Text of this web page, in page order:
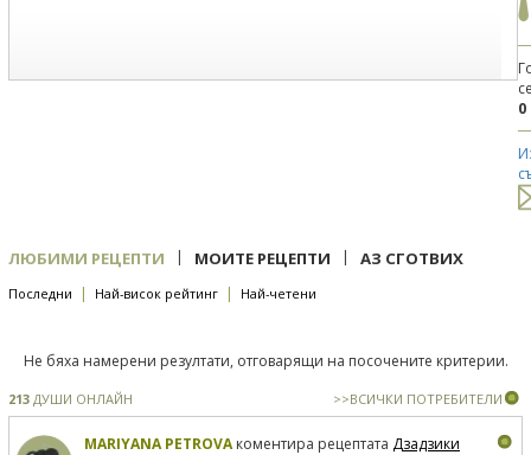
0
ЛЮБИМИ РЕЦЕПТИ | МОИТЕ РЕЦЕПТИ | АЗ СГОТВИХ
Последни | Най-висок рейтинг | Най-четени
Не бяха намерени резултати, отговарящи на посочените критерии.
213 ДУШИ ОНЛАЙН >>ВСИЧКИ ПОТРЕБИТЕЛИ
MARIYANA PETROVAкоментира рецептата Дзадзики